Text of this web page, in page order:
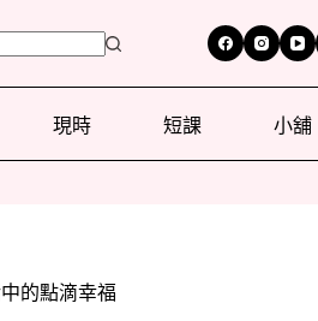
現時 短課 小舖
的點滴幸福